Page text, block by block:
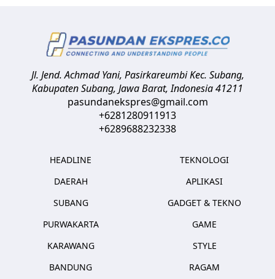
Jl. Jend. Achmad Yani, Pasirkareumbi Kec. Subang,
Kabupaten Subang, Jawa Barat,Indonesia41211
pasundanekspres@gmail.com
+6281280911913
+6289688232338
HEADLINE
DAERAH
SUBANG
PURWAKARTA
KARAWANG
BANDUNG
TEKNOLOGI
APLIKASI
GADGET & TEKNO
GAME
STYLE
RAGAM